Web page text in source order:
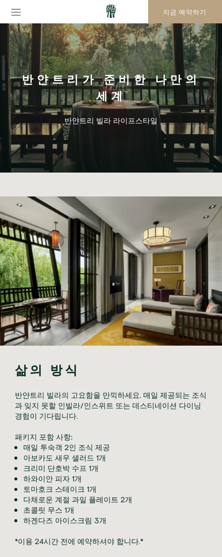
지금 예약하기
반얀트리가 준비한 나만의
세계
반얀트리 빌라 라이프스타일
삶의 방식
반얀트리 빌라의 고요함을 만끽하세요. 매일 제공되는 조식
과 잊지 못할 인빌라/인스위트 또는 데스티네이션 다이닝
경험이 기다립니다.
패키지 포함 사항:
매일 투숙객 2인 조식 제공
아보카도 새우 샐러드 1개
크리미 단호박 수프 1개
하와이안 피자 1개
토마호크 스테이크 1개
다채로운 계절 과일 플레이트 2개
초콜릿 무스 1개
하겐다즈 아이스크림 3개
*이용 24시간 전에 예약하셔야 합니다.*